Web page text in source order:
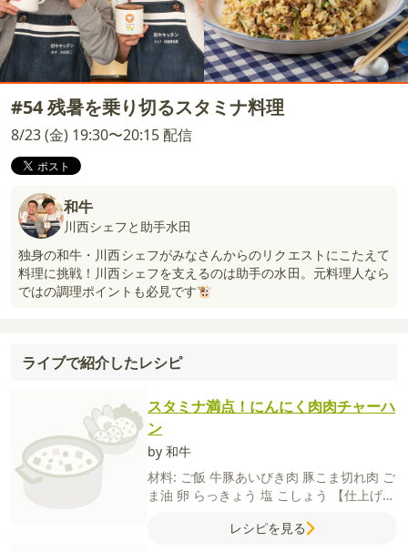
#54 残暑を乗り切るスタミナ料理
8/23 (金) 19:30〜20:15 配信
和牛
川西シェフと助手水田
独身の和牛・川西シェフがみなさんからのリクエストにこたえて
料理に挑戦！川西シェフを支えるのは助手の水田。元料理人なら
ではの調理ポイントも必見です🐮
ライブで紹介したレシピ
スタミナ満点！にんにく肉肉チャーハ
ン
by 和牛
材料: ご飯 牛豚あいびき肉 豚こま切れ肉 ご
ま油 卵 らっきょう 塩 こしょう
【仕上げ
しょうゆらっきょうの漬け汁
レシピを見る